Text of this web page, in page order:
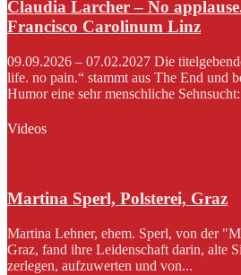
Claudia Larcher – No
Francisco Carolinum Linz
09.09.2026 – 07.02.2027 Die
life. no pain.“ stammt aus The End und
Humor eine sehr menschliche
Videos
Martina Sperl, Polsterei, Graz
Martina Lehner, ehem. Sperl, von der
Graz, fand ihre Leidenschaft darin, alte
zerlegen, aufzuwerten und von...